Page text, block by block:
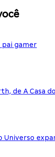
pai gamer
de A Casa
Universo